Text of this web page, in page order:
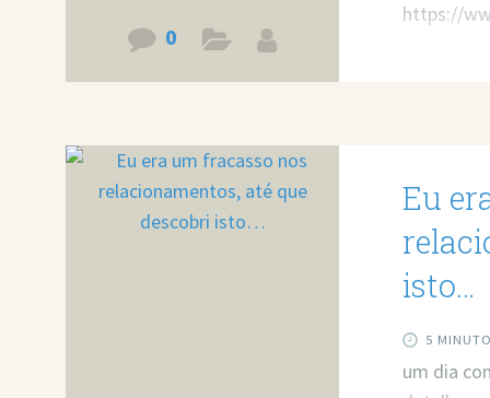
0
https://
Eu
isto…​
5
um dia